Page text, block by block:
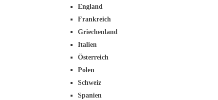
England
Frankreich
Griechenland
Italien
Österreich
Polen
Schweiz
Spanien